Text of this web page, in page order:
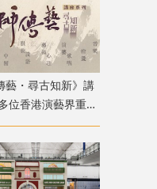
藝・尋古知新》講
位香港演藝界重量
場